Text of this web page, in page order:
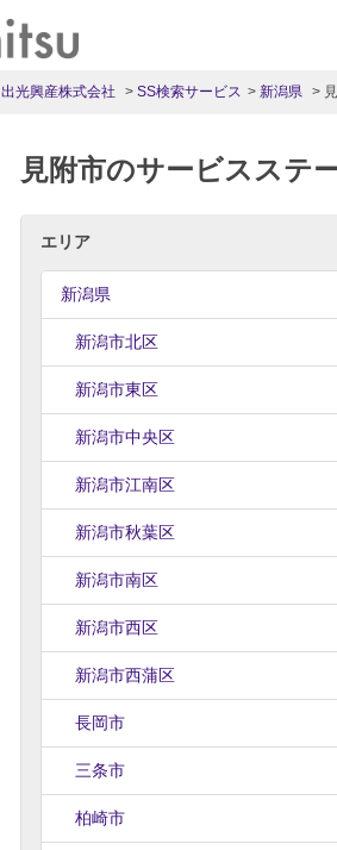
出光興産株式会社 SS検索サービス 新潟県
見附市のサービスステ
エリア
新潟県
新潟市北区
新潟市東区
新潟市中央区
新潟市江南区
新潟市秋葉区
新潟市南区
新潟市西区
新潟市西蒲区
長岡市
三条市
柏崎市